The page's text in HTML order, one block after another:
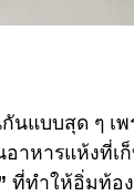
นแบบสุด ๆ เ
หารแห้งที่เ
ที่ทำให้อิ่มท้อ